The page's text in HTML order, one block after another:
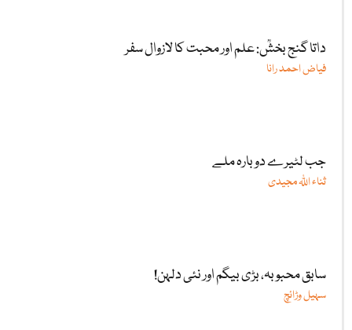
داتا گنج بخشؒ: علم اور محبت کا لازوال سفر
فیاض احمد رانا
جب لٹیرے دوبارہ ملے
ثناء اللّٰہ مجیدی
سابق محبوبہ، بڑی بیگم اور نئی دلہن!
سہیل وڑائچ